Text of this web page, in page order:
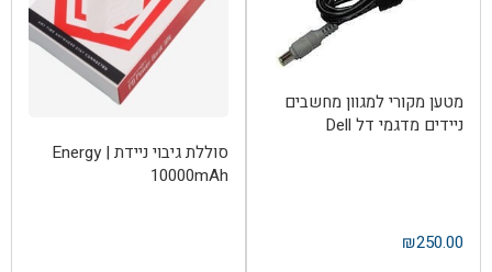
מטען מקורי למגוון מחשבים
ניידים מדגמי דל Dell
₪250.00
סוללת גיבוי ניידת | Energy
10000mAh